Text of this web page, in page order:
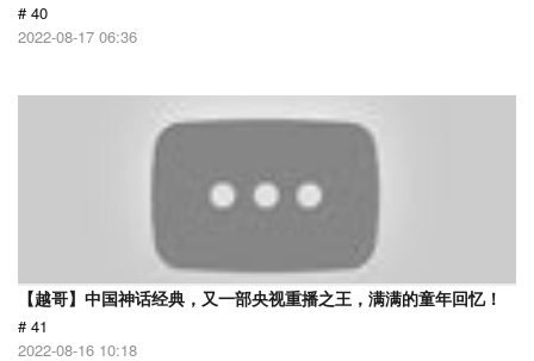
# 40
2022-08-17 06:36
【越哥】中国神话经典，又一部央视重播之王，满满的童年回忆！
# 41
2022-08-16 10:18